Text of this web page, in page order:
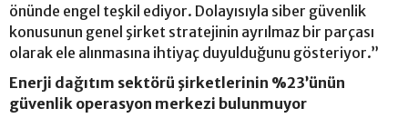
önünde engel teşkil ediyor. Dolayısıyla siber güvenlik
konusunun genel şirket stratejinin ayrılmaz bir parçası
olarak ele alınmasına ihtiyaç duyulduğunu gösteriyor.”
Enerji dağıtım sektörü şirketlerinin %23’ünün
güvenlik operasyon merkezi bulunmuyor